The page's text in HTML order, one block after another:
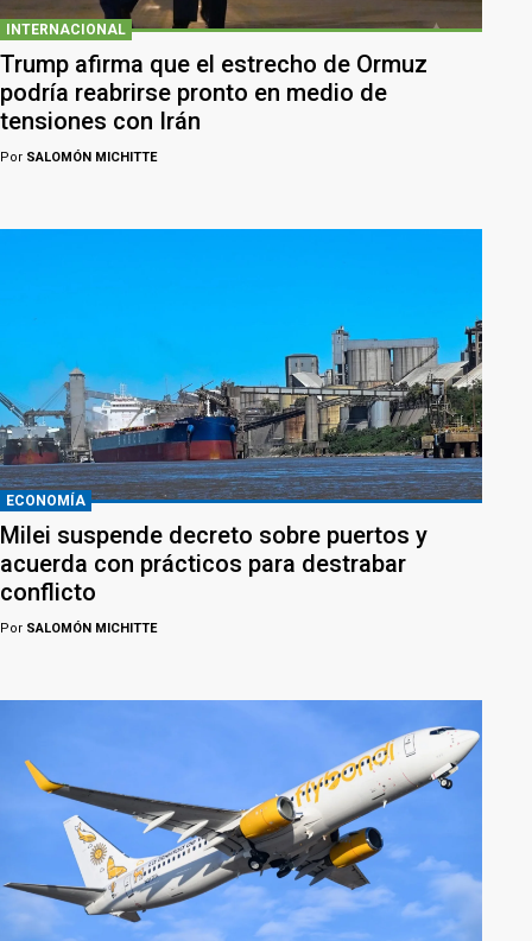
INTERNACIONAL
Trump afirma que el estrecho de Ormuz
podría reabrirse pronto en medio de
tensiones con Irán
Por SALOMÓN MICHITTE
ECONOMÍA
Milei suspende decreto sobre puertos y
acuerda con prácticos para destrabar
conflicto
Por SALOMÓN MICHITTE